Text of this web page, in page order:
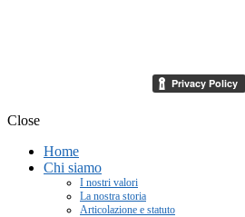
Close
Home
Chi siamo
I nostri valori
La nostra storia
Articolazione e statuto